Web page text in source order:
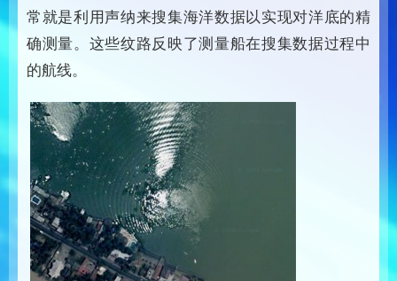
常就是利用声纳来搜集海洋数据以实现对洋底的精
确测量。这些纹路反映了测量船在搜集数据过程中
的航线。